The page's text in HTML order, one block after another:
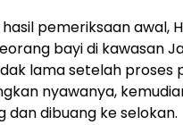
pemeriksaan awal,
bayi di kawasan
lama setelah
nyawanya,
dan dibuang ke selokan.